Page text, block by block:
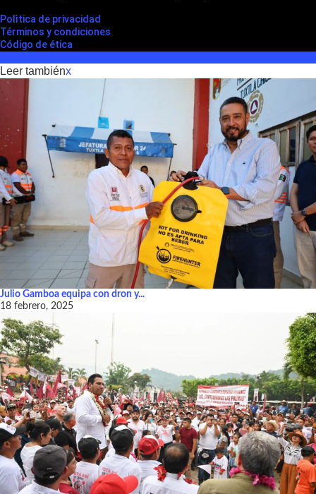
Polìtica de privacidad
Términos y condiciones
Código de ética
Leer tambiénx
Julio Gamboa equipa con dron y...
18 febrero, 2025